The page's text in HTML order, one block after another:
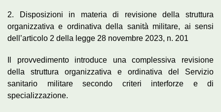
2. Disposizioni in materia di revisione della struttura
organizzativa e ordinativa della sanità militare, ai sensi
dell’articolo 2 della legge 28 novembre 2023, n. 201
Il provvedimento introduce una complessiva revisione
della struttura organizzativa e ordinativa del Servizio
sanitario militare secondo criteri interforze e di
specializzazione.